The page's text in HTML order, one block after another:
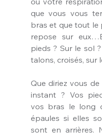
que vous vous
bras et que tout le
repose sur
pieds ? Sur le sol
talons, croisés, sur
Que diriez vous
instant ? Vos
vos bras le long
épaules si elles
sont en arrières.